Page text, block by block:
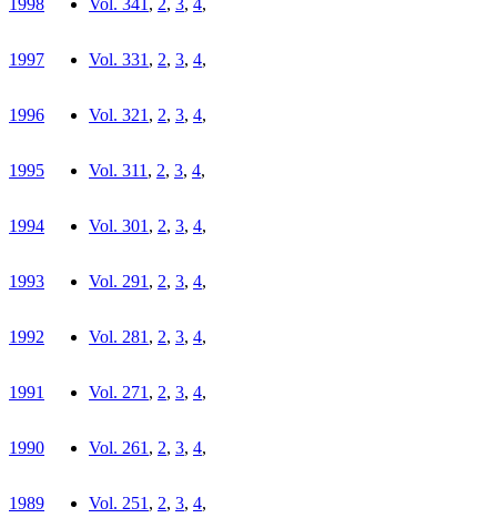
1998 Vol. 341, 2, 3, 4,
1997 Vol. 331, 2, 3, 4,
1996 Vol. 321, 2, 3, 4,
1995 Vol. 311, 2, 3, 4,
1994 Vol. 301, 2, 3, 4,
1993 Vol. 291, 2, 3, 4,
1992 Vol. 281, 2, 3, 4,
1991 Vol. 271, 2, 3, 4,
1990 Vol. 261, 2, 3, 4,
1989 Vol. 251, 2, 3, 4,